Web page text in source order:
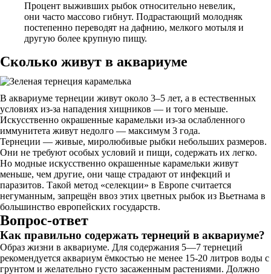
Процент выживших рыбок относительно невелик,
они часто массово гибнут. Подрастающий молодняк
постепенно переводят на дафнию, мелкого мотыля и
другую более крупную пищу.
Сколько живут в аквариуме
В аквариуме тернеции живут около 3–5 лет, а в естественных
условиях из-за нападения хищников — и того меньше.
Искусственно окрашенные карамельки из-за ослабленного
иммунитета живут недолго — максимум 3 года.
Тернеции — живые, миролюбивые рыбки небольших размеров.
Они не требуют особых условий и пищи, содержать их легко.
Но модные искусственно окрашенные карамельки живут
меньше, чем другие, они чаще страдают от инфекций и
паразитов. Такой метод «селекции» в Европе считается
негуманным, запрещён ввоз этих цветных рыбок из Вьетнама в
большинство европейских государств.
Вопрос-ответ
Как правильно содержать тернеций в аквариуме?
Образ жизни в аквариуме. Для содержания 5—7 тернеций
рекомендуется аквариум ёмкостью не менее 15-20 литров воды с
грунтом и желательно густо засаженным растениями. Должно